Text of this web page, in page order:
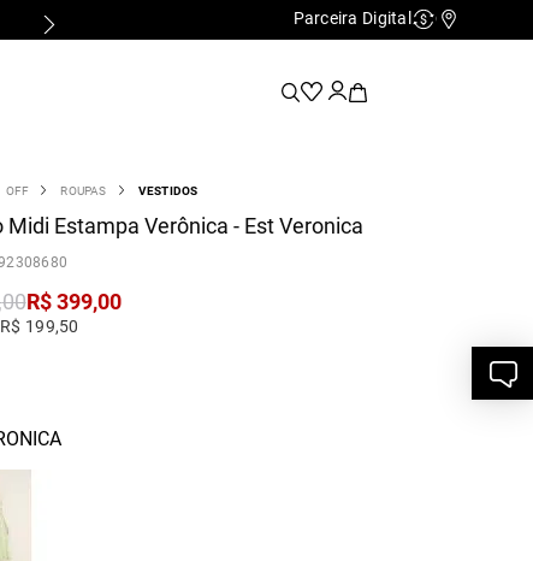
Parceira Digital Cashback
OFF ROUPAS VESTIDOS
Midi Estampa Verônica - Est Veronica
00R$ 399,00
199,50